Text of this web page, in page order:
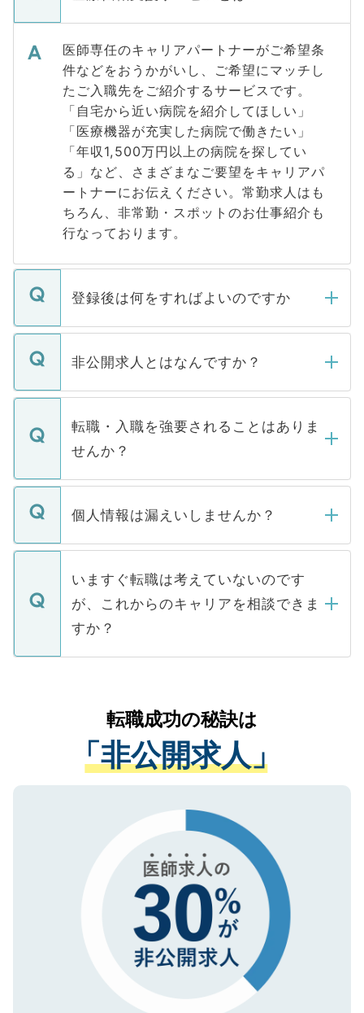
医師専任のキャリアパートナーがご希望条
件などをおうかがいし、ご希望にマッチし
たご入職先をご紹介するサービスです。
「自宅から近い病院を紹介してほしい」
「医療機器が充実した病院で働きたい」
「年収1,500万円以上の病院を探してい
る」など、さまざまなご要望をキャリアパ
ートナーにお伝えください。常勤求人はも
ちろん、非常勤・スポットのお仕事紹介も
行なっております。
登録後は何をすればよいのですか
ご登録いただきましたら、弊社担当者がご
登録内容を確認し、その後メールもしくは
ます。通常、5営業日以内にはご連絡をせて
いただきますので、しばらくお待ちくださ
い。
非公開求人とはなんですか？
マイナビDOCTORで取り扱っている求人の
うち約3割は、Webサイトからご覧いただ
けない「非公開求人」です。非公開求人は
下記の理由によって、一般には公開してい
ません。
■応募殺到を避けるため 人気のある医療機
関を公にしてしまうと、応募が殺到する場
に、医療機関が求める条件に合った人材の
みを人材紹介会社に依頼するケースが増え
ています。
転職・入職を強要されることはありま
せんか？
転職・入職を強要することは一切ありませ
ん。また、仮に応募先から内定をいただい
定を承諾する必要はありません。内定先へ
の辞退の連絡はキャリアパートナーが行い
ますので、ご安心ください。
個人情報は漏えいしませんか？
個人情報が漏えいすることはありませんの
で、ご安心ください。当サイトからの登録
などで収集したご登録者様の個人情報は、
ご本人のキャリアアップおよび転職活動の
支援を目的に使用いたします。お預かりし
ているすべての個人データはご本人の許可
は、個人情報の取り扱いについての厳密な
管理基準を満たした事業者のみに付与され
る、プライバシーマークを取得済みです。
ご登録いただいた個人情報は、SSL（デー
で、機密保持に関してもご安心ください。
いますぐ転職は考えていないのです
が、これからのキャリアを相談できま
すか？
かがいして、現在の医療機関の状況や紹介
経験をまじえながら、適切なアドバイスを
させていただきます。すぐにご転職をされ
ない方には、長期的なサポートが可能です
ので、まずはご登録ください。
転職成功の秘訣は
「非公開求人」